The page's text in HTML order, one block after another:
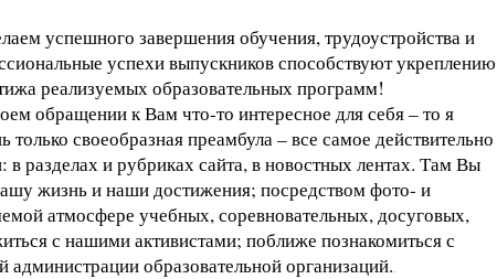
успешного завершения обучения, трудоустройства и
успехи выпускников способствуют укреплению
реализуемых образовательных программ!
обращении к Вам что-то интересное для себя – то я
только своеобразная преамбула – все самое действительно
в разделах и рубриках сайта, в новостных лентах. Там Вы
жизнь и наши достижения; посредством фото- и
атмосфере учебных, соревновательных, досуговых,
с нашими активистами; поближе познакомиться с
образовательной организаций.